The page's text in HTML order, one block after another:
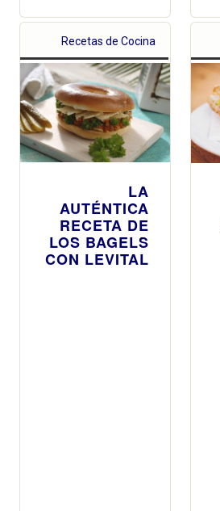
Recetas de Cocina
LA
AUTÉNTICA
RECETA DE
LOS BAGELS
CON LEVITAL